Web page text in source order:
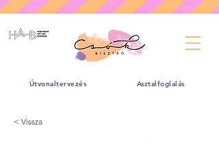
Asztalfoglalás
Útvonaltervezés
< Vissza